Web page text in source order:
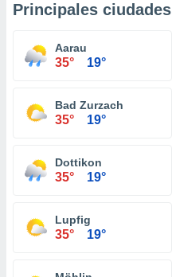
Principales ciudades
Aarau
35° 19°
Bad Zurzach
35° 19°
Dottikon
35° 19°
Lupfig
35° 19°